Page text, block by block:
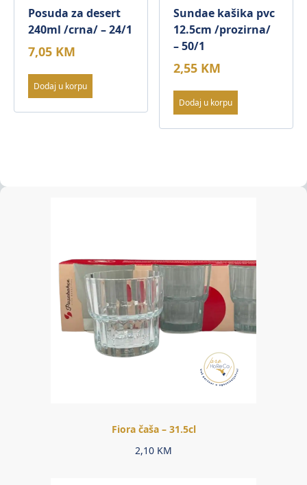
Posuda za desert
240ml /crna/ – 24/1
7,05 KM
Dodaj u korpu
Sundae kašika pvc
12.5cm /prozirna/
– 50/1
2,55 KM
Dodaj u korpu
Fiora čaša – 31.5cl
2,10 KM